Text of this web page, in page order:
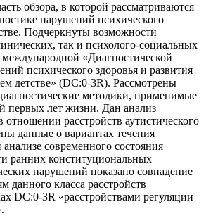
обзора, в которой рассматриваются
нарушений психического
Подчеркнуты возможности
так и психолого-социальных
международной «Диагностической
психического здоровья и развития
детстве» (DC:0-3R). Рассмотрены
методики, применимые
первых лет жизни. Дан анализ
расстройств аутистического
данные о вариантах течения
современного состояния
ранних конституциональных
нарушений показано совпадение
данного класса расстройств
DC:0-3R «расстройствами регуляции